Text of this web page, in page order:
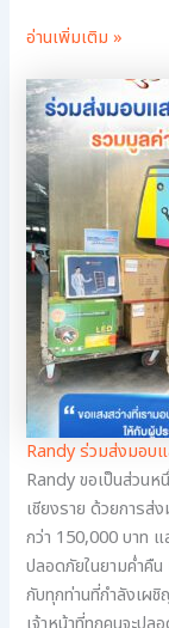
อ่านเพิ่มเติม »
Randy ร่วมส่งมอบแ
Randy ขอเป็นส่วนห
เชียงราย ด้วยการส่
กว่า 150,000 บาท แ
ปลอดภัยในยามค่ำคื
กับทุกท่านที่กำลังเผชิ